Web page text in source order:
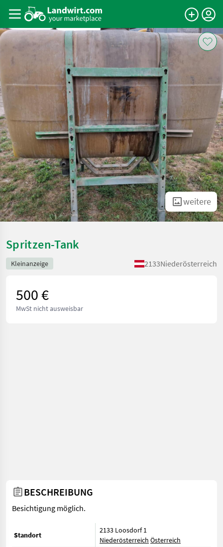
weitere
Spritzen-Tank
Kleinanzeige 2133Niederösterreich
500 €
MwSt nicht ausweisbar
BESCHREIBUNG
Besichtigung möglich.
Standort
2133 Loosdorf 1
Niederösterreich Österreich